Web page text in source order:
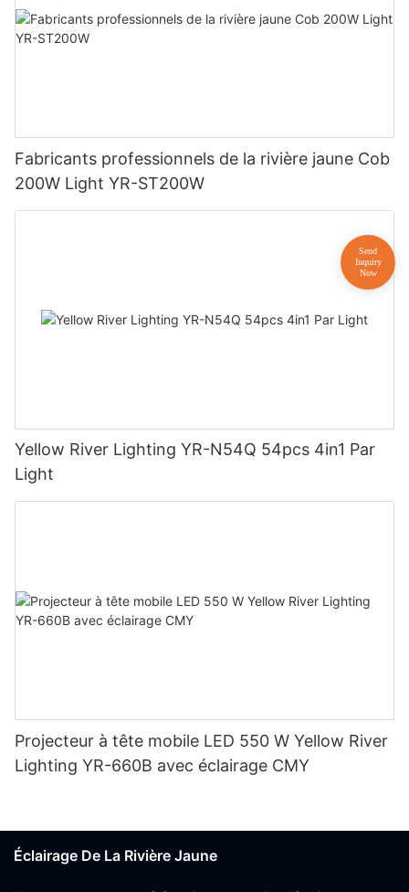
Fabricants professionnels de la rivière jaune Cob
200W Light YR-ST200W
Yellow River Lighting YR-N54Q 54pcs 4in1 Par
Light
Projecteur à tête mobile LED 550 W Yellow River
Lighting YR-660B avec éclairage CMY
Éclairage De La Rivière Jaune